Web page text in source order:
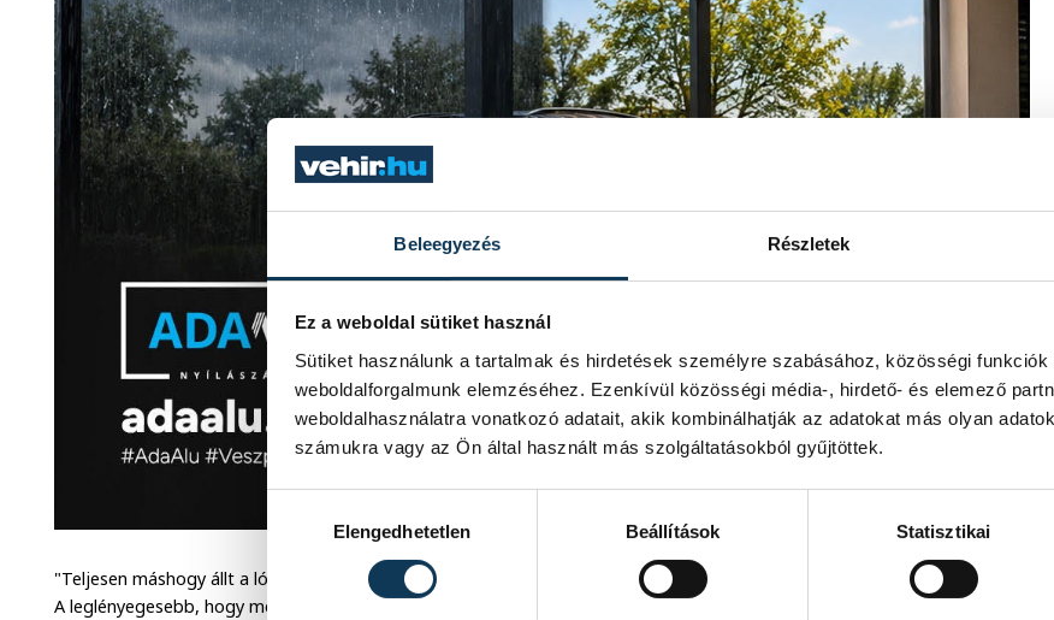
Beleegyezés Részletek
Ez a weboldal sütiket használ
Sütiket használunk a tartalmak és hirdetések személyre szabásához, közösségi
weboldalforgalmunk elemzéséhez. Ezenkívül közösségi média-, hirdető- és elemező
weboldalhasználatra vonatkozó adatait, akik kombinálhatják az adatokat más olyan
számukra vagy az Ön által használt más szolgáltatásokból gyűjtöttek.
Elengedhetetlen
Beállítások Statisztikai
"Teljesen máshogy állt a lólengéshez. Látta, hogy tehetséges vagyok és nagyon sok rejlik bennem.
A leglényegesebb, hogy megtanított pároskörözni. Régen bicskázva, totyogva párosköröztek, és